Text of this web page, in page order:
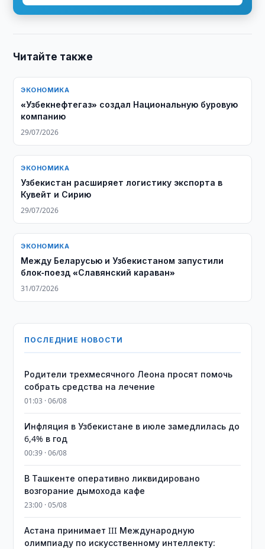
Читайте также
ЭКОНОМИКА
«Узбекнефтегаз» создал Национальную буровую
компанию
29/07/2026
ЭКОНОМИКА
Узбекистан расширяет логистику экспорта в
Кувейт и Сирию
29/07/2026
ЭКОНОМИКА
Между Беларусью и Узбекистаном запустили
блок-поезд «Славянский караван»
31/07/2026
ПОСЛЕДНИЕ НОВОСТИ
Родители трехмесячного Леона просят помочь
собрать средства на лечение
01:03 · 06/08
Инфляция в Узбекистане в июле замедлилась до
6,4% в год
00:39 · 06/08
В Ташкенте оперативно ликвидировано
возгорание дымохода кафе
23:00 · 05/08
Астана принимает III Международную
олимпиаду по искусственному интеллекту: